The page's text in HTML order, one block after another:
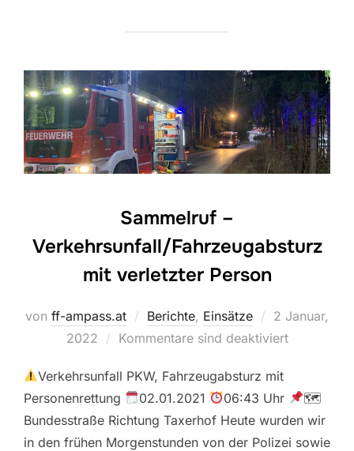
Sammelruf –
Verkehrsunfall/Fahrzeugabsturz
mit verletzter Person
von ff-ampass.at Berichte, Einsätze
Veröffentlicht
am
2 Januar,
2022
Kommentare sind deaktiviert
Verkehrsunfall PKW, Fahrzeugabsturz mit
Personenrettung
02.01.2021 06:43 Uhr
🗺
Bundesstraße Richtung Taxerhof Heute wurden wir
in den frühen Morgenstunden von der Polizei sowie